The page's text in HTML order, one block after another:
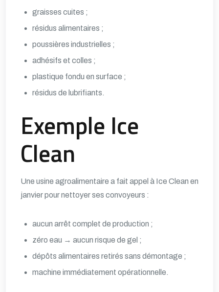
graisses cuites ;
résidus alimentaires ;
poussières industrielles ;
adhésifs et colles ;
plastique fondu en surface ;
résidus de lubrifiants.
Exemple Ice
Clean
Une usine agroalimentaire a fait appel à Ice Clean en
janvier pour nettoyer ses convoyeurs :
aucun arrêt complet de production ;
zéro eau → aucun risque de gel ;
dépôts alimentaires retirés sans démontage ;
machine immédiatement opérationnelle.